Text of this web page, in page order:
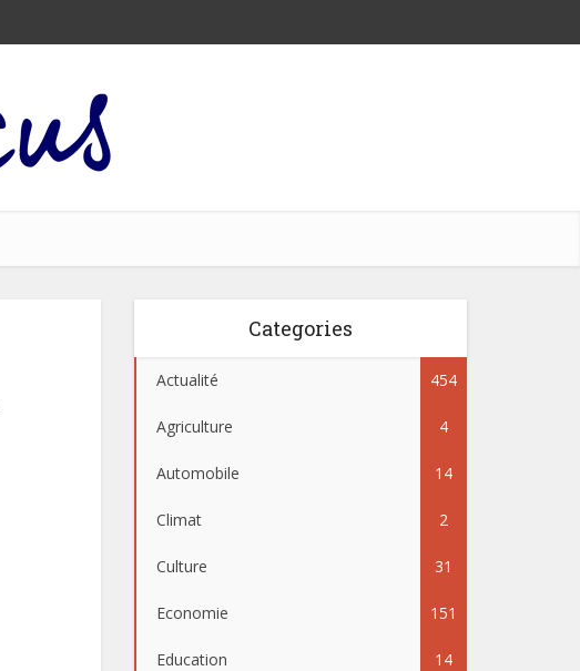
Categories
Actualité 454
Agriculture 4
Automobile 14
Climat 2
Culture 31
Economie 151
Education 14